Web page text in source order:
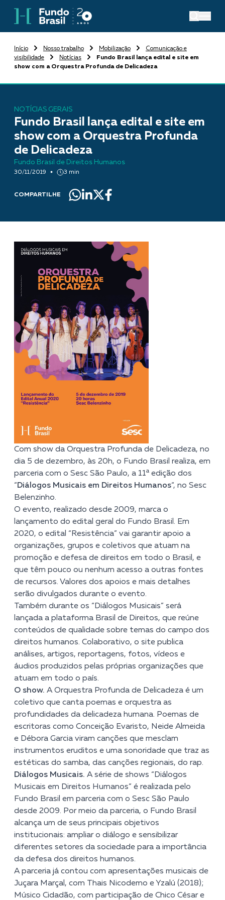
Início Nosso trabalho Mobilização
Comunicação e
visibilidade
Notícias
Fundo Brasil lança edital e site em
show com a Orquestra Profunda de Delicadeza
NOTÍCIAS GERAIS
Fundo Brasil lança edital e site em
show com a Orquestra Profunda
de Delicadeza
Fundo Brasil de Direitos Humanos
30/11/2019 3 min
COMPARTILHE
Com show da Orquestra Profunda de Delicadeza, no
dia 5 de dezembro, às 20h, o Fundo Brasil realiza, em
parceria com o Sesc São Paulo, a 11ª edição dos
“Diálogos Musicais em Direitos Humanos“, no Sesc
Belenzinho.
O evento, realizado desde 2009, marca o
lançamento do edital geral do Fundo Brasil. Em
2020, o edital “Resistência” vai garantir apoio a
organizações, grupos e coletivos que atuam na
promoção e defesa de direitos em todo o Brasil, e
que têm pouco ou nenhum acesso a outras fontes
de recursos. Valores dos apoios e mais detalhes
serão divulgados durante o evento.
Também durante os “Diálogos Musicais” será
lançada a plataforma Brasil de Direitos, que reúne
conteúdos de qualidade sobre temas do campo dos
direitos humanos. Colaborativo, o site publica
análises, artigos, reportagens, fotos, vídeos e
áudios produzidos pelas próprias organizações que
atuam em todo o país.
O show. A Orquestra Profunda de Delicadeza é um
coletivo que canta poemas e orquestra as
profundidades da delicadeza humana. Poemas de
escritoras como Conceição Evaristo, Neide Almeida
e Débora Garcia viram canções que mesclam
instrumentos eruditos e uma sonoridade que traz as
estéticas do samba, das canções regionais, do rap.
Diálogos Musicais. A série de shows “Diálogos
Musicais em Direitos Humanos” é realizada pelo
Fundo Brasil em parceria com o Sesc São Paulo
desde 2009. Por meio da parceria, o Fundo Brasil
alcança um de seus principais objetivos
institucionais: ampliar o diálogo e sensibilizar
diferentes setores da sociedade para a importância
da defesa dos direitos humanos.
A parceria já contou com apresentações musicais de
Juçara Marçal, com Thais Nicodemo e Yzalú (2018);
Músico Cidadão, com participação de Chico César e